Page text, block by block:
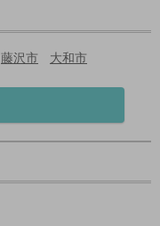
藤沢市 大和市